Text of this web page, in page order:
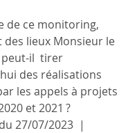
de ce monitoring,
des lieux Monsieur le
il  tirer
des réalisations
les appels à projets
et 2021 ?
27/07/2023  |